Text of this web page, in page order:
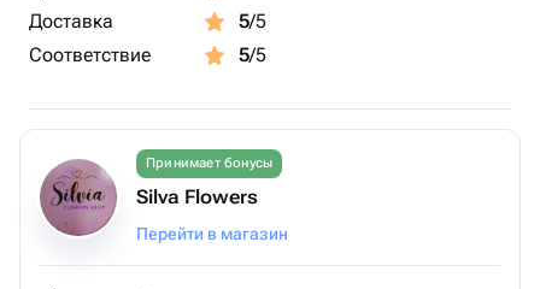
Доставка
5/5
Соответствие
5/5
Принимает бонусы
Silva Flowers
Перейти в магазин